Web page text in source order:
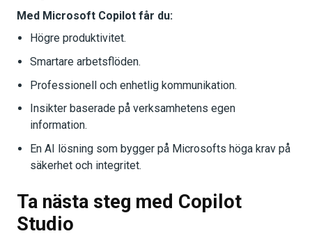
Med Microsoft Copilot får du:
Högre produktivitet.
Smartare arbetsflöden.
Professionell och enhetlig kommunikation.
Insikter baserade på verksamhetens egen
information.
En AI lösning som bygger på Microsofts höga krav på
säkerhet och integritet.
Ta nästa steg med Copilot
Studio